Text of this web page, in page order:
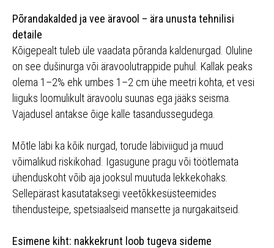
Põrandakalded ja vee äravool – ära unusta tehnilisi
detaile
Kõigepealt tuleb üle vaadata põranda kaldenurgad. Oluline
on see dušinurga või äravoolutrappide puhul. Kallak peaks
olema 1–2% ehk umbes 1–2 cm ühe meetri kohta, et vesi
liiguks loomulikult äravoolu suunas ega jääks seisma.
Vajadusel antakse õige kalle tasandussegudega.
Mõtle läbi ka kõik nurgad, torude läbiviigud ja muud
võimalikud riskikohad. Igasugune pragu või töötlemata
ühenduskoht võib aja jooksul muutuda lekkekohaks.
Sellepärast kasutataksegi veetõkkesüsteemides
tihendusteipe, spetsiaalseid mansette ja nurgakaitseid.
Esimene kiht: nakkekrunt loob tugeva sideme